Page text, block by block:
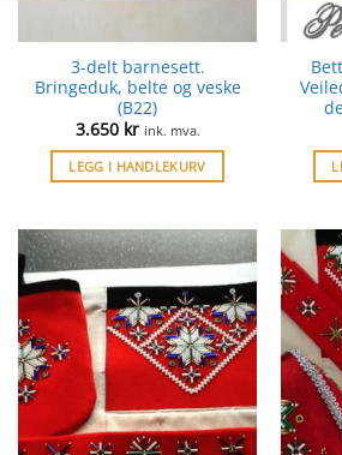
3-delt barnesett.
Bringeduk, belte og veske
(B22)
3.650 kr ink. mva.
LEGG I HANDLEKURV